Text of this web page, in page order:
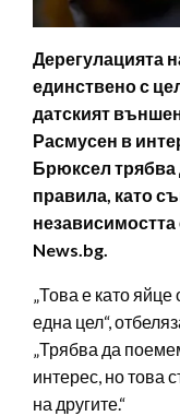
Дерегулацията
единствено с
датският
Расмусен в
Брюксел трябва
правила, като
News.bg.
„Това е като
една цел“,
„Трябва да
интерес, но това
на другите.“